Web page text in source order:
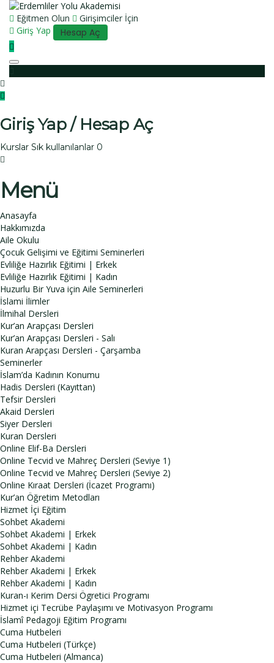
Eğitmen Olun
Girişimciler İçin
Giriş Yap
Hesap Aç
Toggle
navigation
Giriş Yap / Hesap Aç
Kurslar Sık kullanılanlar 0
Menü
Anasayfa
Hakkımızda
Aile Okulu
Çocuk Gelişimi ve Eğitimi Seminerleri
Evliliğe Hazırlık Eğitimi | Erkek
Evliliğe Hazırlık Eğitimi | Kadın
Huzurlu Bir Yuva için Aile Seminerleri
İslami İlimler
İlmihal Dersleri
Kur’an Arapçası Dersleri
Kur’an Arapçası Dersleri - Salı
Kuran Arapçası Dersleri - Çarşamba
Seminerler
İslam’da Kadının Konumu
Hadis Dersleri (Kayıttan)
Tefsir Dersleri
Akaid Dersleri
Siyer Dersleri
Kuran Dersleri
Online Elif-Ba Dersleri
Online Tecvid ve Mahreç Dersleri (Seviye 1)
Online Tecvid ve Mahreç Dersleri (Seviye 2)
Online Kıraat Dersleri (İcazet Programı)
Kur’an Öğretim Metodları
Hizmet İçi Eğitim
Sohbet Akademi
Sohbet Akademi | Erkek
Sohbet Akademi | Kadın
Rehber Akademi
Rehber Akademi | Erkek
Rehber Akademi | Kadın
Kuran-ı Kerim Dersi Ögretici Programı
Hizmet içi Tecrübe Paylaşımı ve Motivasyon Programı
İslamî Pedagoji Eğitim Programı
Cuma Hutbeleri
Cuma Hutbeleri (Türkçe)
Cuma Hutbeleri (Almanca)